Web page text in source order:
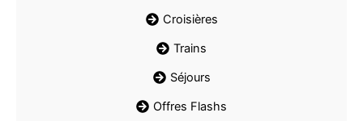
Croisières
Trains
Séjours
Offres Flashs